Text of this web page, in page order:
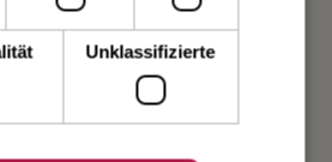
Unklassifizierte